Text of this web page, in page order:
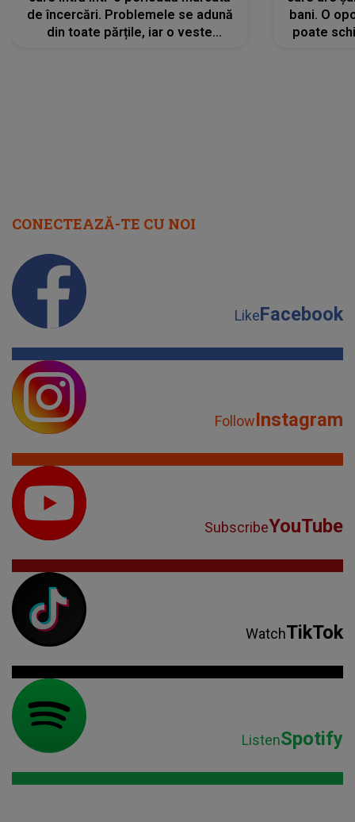
de încercări. Problemele se adună
din toate părțile, iar o veste
bani. O
poate
CONECTEAZĂ-TE CU NOI
LikeFacebook
FollowInstagram
SubscribeYouTube
WatchTikTok
ListenSpotify